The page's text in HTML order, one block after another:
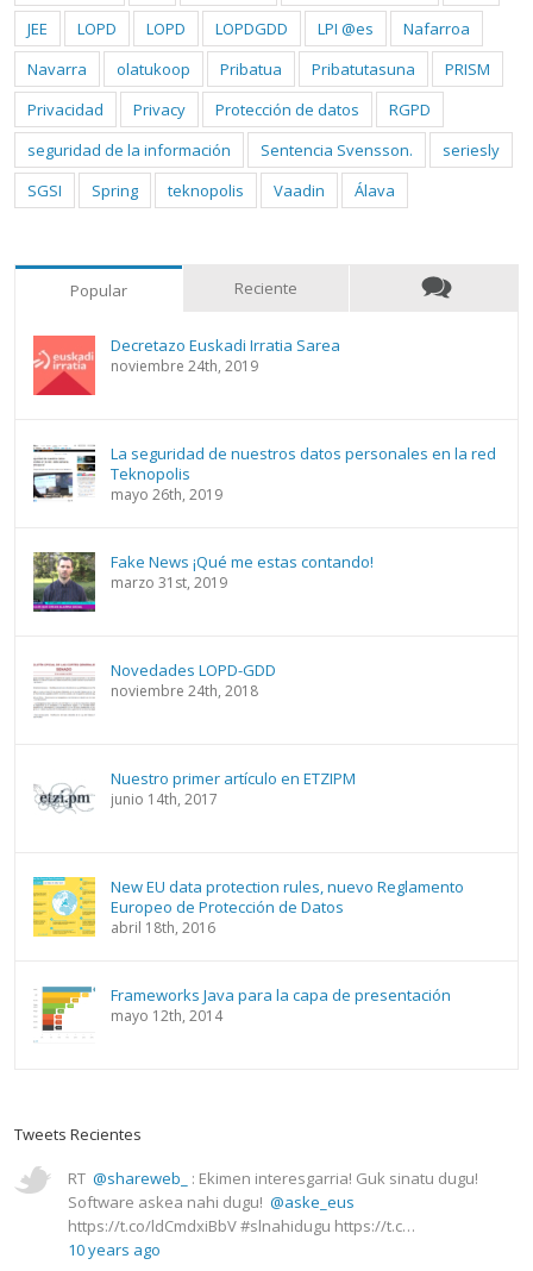
JEE
LOPD LOPD LOPDGDD LPI @es
Nafarroa
Navarra
olatukoop Pribatua Pribatutasuna
PRISM
Privacidad
Privacy Protección de datos
RGPD
seguridad de la información
Sentencia Svensson.
seriesly
SGSI
Spring teknopolis Vaadin Álava
Popular Reciente
Decretazo Euskadi Irratia Sarea
noviembre 24th, 2019
La seguridad de nuestros datos personales en la red
Teknopolis
mayo 26th, 2019
Fake News ¡Qué me estas contando!
marzo 31st, 2019
Novedades LOPD-GDD
noviembre 24th, 2018
Nuestro primer artículo en ETZIPM
junio 14th, 2017
New EU data protection rules, nuevo Reglamento
Europeo de Protección de Datos
abril 18th, 2016
Frameworks Java para la capa de presentación
mayo 12th, 2014
Tweets Recientes
RT @shareweb_
: Ekimen interesgarria! Guk sinatu dugu!
Software askea nahi dugu! @aske_eus
https://t.co/ldCmdxiBbV #slnahidugu https://t.c…
10 years ago